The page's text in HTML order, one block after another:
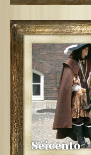
Seicento